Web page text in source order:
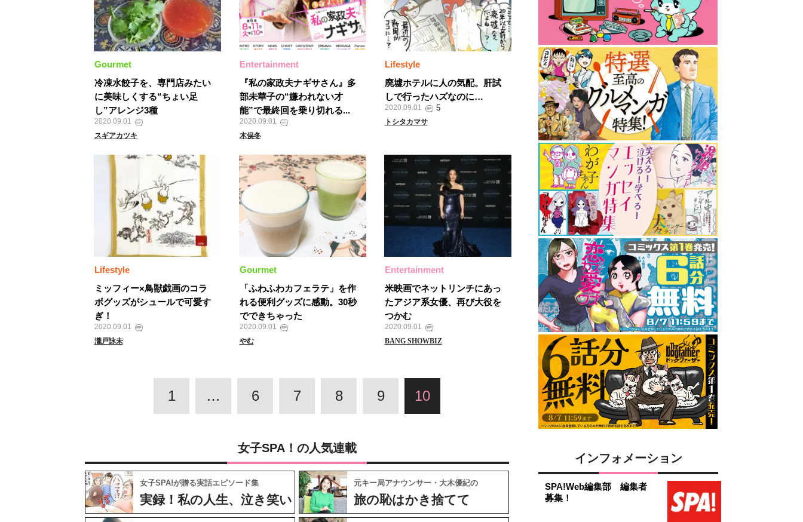
Gourmet
冷凍水餃子を、専門店みたい
に美味しくする“ちょい足
し”アレンジ3種
2020.09.01
スギアカツキ
Entertainment
『私の家政夫ナギサさん』多
部未華子の“嫌われない才
能”で最終回を乗り切れる...
2020.09.01
木俣冬
Lifestyle
廃墟ホテルに人の気配。肝試
しで行ったハズなのに…
2020.09.01
トシタカマサ
Lifestyle
ミッフィー×鳥獣戯画のコラ
ボグッズがシュールで可愛す
ぎ！
2020.09.01
瀧戸詠未
Gourmet
「ふわふわカフェラテ」を作
れる便利グッズに感動。30秒
でできちゃった
2020.09.01
やむ
Entertainment
米映画でネットリンチにあっ
たアジア系女優、再び大役を
つかむ
2020.09.01
BANG SHOWBIZ
1 … 6 7 8 9 10
女子SPA！の人気連載
女子SPA!が贈る実話エピソード集
実録！私の人生、泣き笑い
元キー局アナウンサー・大木優紀の
旅の恥はかき捨てて
インフォメーション
SPA!Web編集部 編集者
募集！